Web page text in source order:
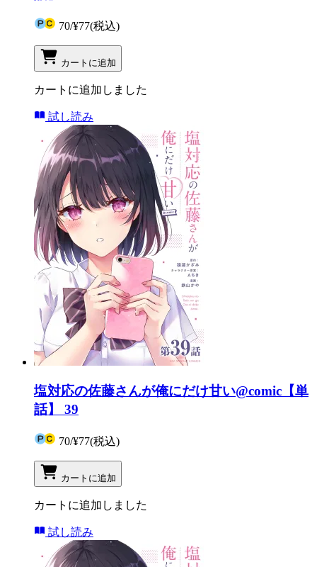
70/¥77(税込)
カートに追加
カートに追加しました
試し読み
塩対応の佐藤さんが俺にだけ甘い@comic【単
話】 39
70/¥77(税込)
カートに追加
カートに追加しました
試し読み